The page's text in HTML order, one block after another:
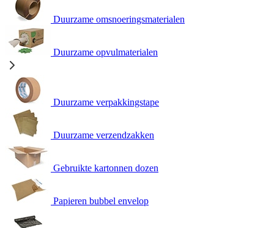
Duurzame omsnoeringsmaterialen
Duurzame opvulmaterialen
Duurzame verpakkingstape
Duurzame verzendzakken
Gebruikte kartonnen dozen
Papieren bubbel envelop